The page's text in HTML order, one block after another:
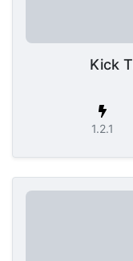
Kick
1.2.1